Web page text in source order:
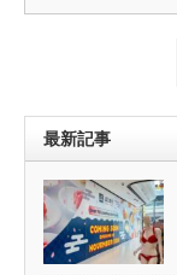
最新記事